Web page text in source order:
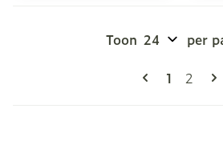
Pagina's
U lees
1 Pagina
2
Toon per